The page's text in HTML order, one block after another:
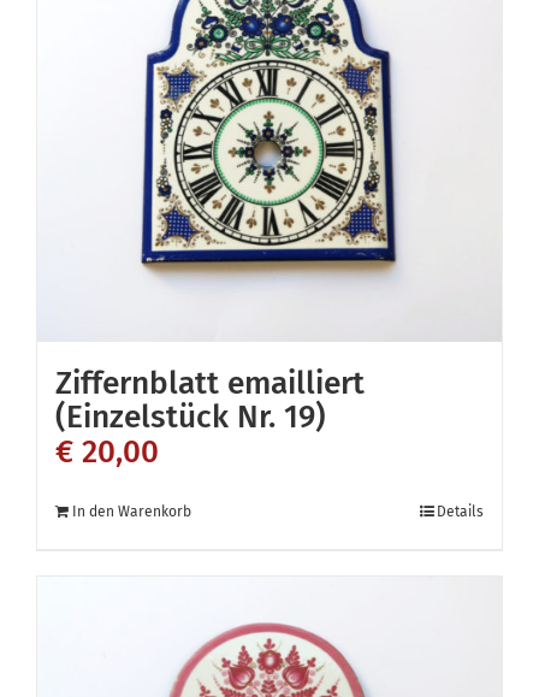
Ziffernblatt emailliert
(Einzelstück Nr. 19)
€ 20,00
In den Warenkorb Details